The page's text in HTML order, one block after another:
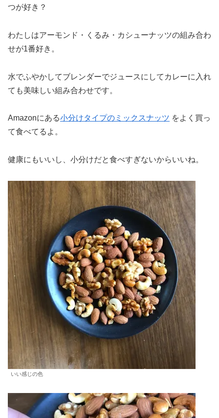
つが好き？
わたしはアーモンド・くるみ・カシューナッツの組み合わ
せが1番好き。
水でふやかしてブレンダーでジュースにしてカレーに入れ
ても美味しい組み合わせです。
Amazonにある小分けタイプのミックスナッツ をよく買っ
て食べてるよ。
健康にもいいし、小分けだと食べすぎないからいいね。
いい感じの色